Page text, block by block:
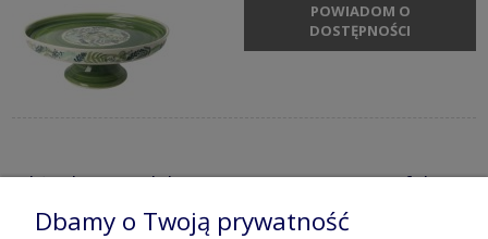
POWIADOM O
DOSTĘPNOŚCI
Filiżanka i spodek V 0,2 L F043 GZ44 Manufaktura
w Bolesławcu Forest Line
Dbamy o Twoją prywatność